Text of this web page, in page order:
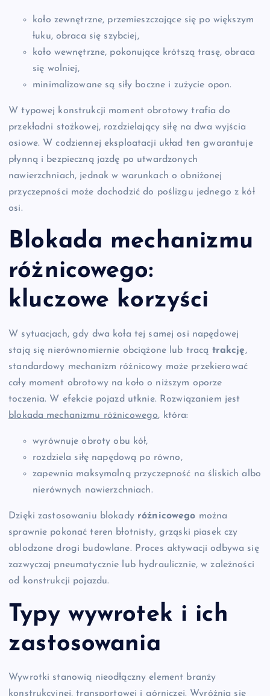
koło zewnętrzne, przemieszczające się po większym
łuku, obraca się szybciej,
koło wewnętrzne, pokonujące krótszą trasę, obraca
się wolniej,
minimalizowane są siły boczne i zużycie opon.
W typowej konstrukcji moment obrotowy trafia do
przekładni stożkowej, rozdzielający siłę na dwa wyjścia
osiowe. W codziennej eksploatacji układ ten gwarantuje
płynną i bezpieczną jazdę po utwardzonych
nawierzchniach, jednak w warunkach o obniżonej
przyczepności może dochodzić do poślizgu jednego z kół
osi.
Blokada mechanizmu
różnicowego:
kluczowe korzyści
W sytuacjach, gdy dwa koła tej samej osi napędowej
stają się nierównomiernie obciążone lub tracą trakcję,
standardowy mechanizm różnicowy może przekierować
cały moment obrotowy na koło o niższym oporze
toczenia. W efekcie pojazd utknie. Rozwiązaniem jest
blokada mechanizmu różnicowego, która:
wyrównuje obroty obu kół,
rozdziela siłę napędową po równo,
zapewnia maksymalną przyczepność na śliskich albo
nierównych nawierzchniach.
Dzięki zastosowaniu blokady różnicowego można
sprawnie pokonać teren błotnisty, grząski piasek czy
oblodzone drogi budowlane. Proces aktywacji odbywa się
zazwyczaj pneumatycznie lub hydraulicznie, w zależności
od konstrukcji pojazdu.
Typy wywrotek i ich
zastosowania
Wywrotki stanowią nieodłączny element branży
konstrukcyjnej, transportowej i górniczej. Wyróżnia się